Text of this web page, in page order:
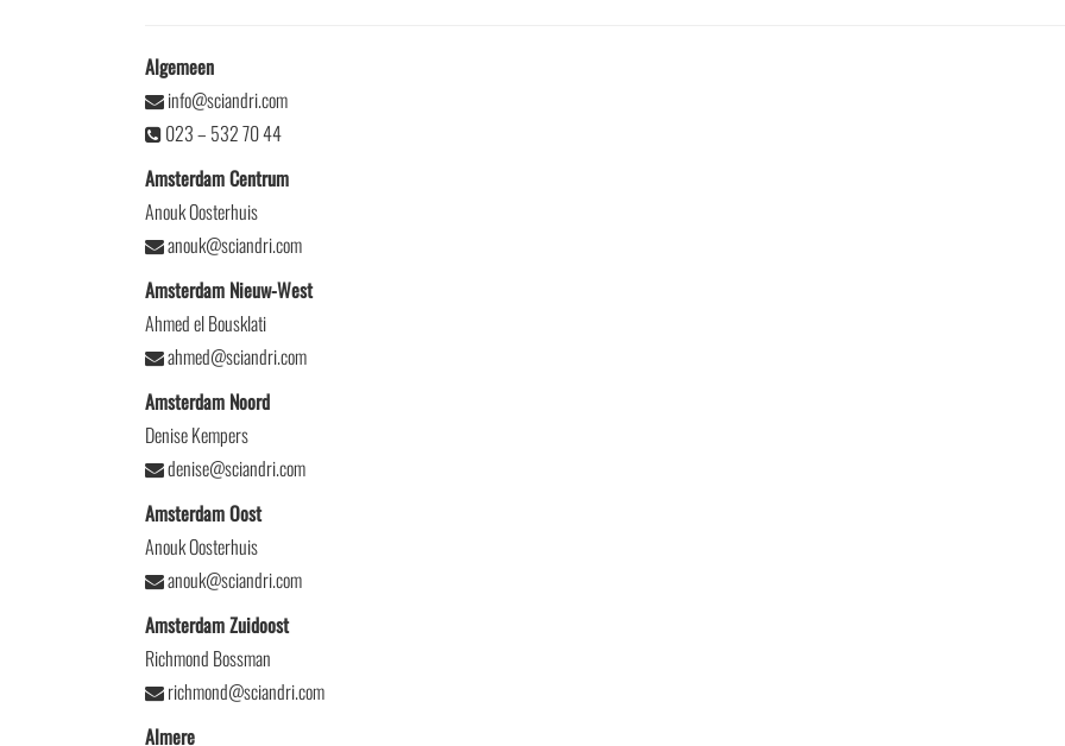
Algemeen
info@sciandri.com
023 – 532 70 44
Amsterdam Centrum
Anouk Oosterhuis
anouk@sciandri.com
Amsterdam Nieuw-West
Ahmed el Bousklati
ahmed@sciandri.com
Amsterdam Noord
Denise Kempers
denise@sciandri.com
Amsterdam Oost
Anouk Oosterhuis
anouk@sciandri.com
Amsterdam Zuidoost
Richmond Bossman
richmond@sciandri.com
Almere